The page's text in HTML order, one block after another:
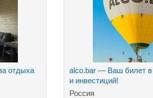
отдыха
alco.bar — Ваш билет
и инвестиций!
Россия